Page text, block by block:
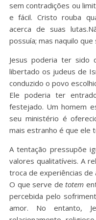
sem contradições ou
e fácil. Cristo rouba
acerca de suas
possuía; mas naquilo
Jesus poderia ter sido
libertado os judeus de
conduzido o povo
Ele poderia ter
festejado. Um homem
seu ministério é
mais estranho é que ele
A tentação pressupõe
valores qualitatíveis. A
troca de experiências de
O que serve detotem
percebida pelo
amor. No entanto,